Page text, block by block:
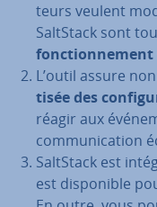
teurs veulent
SaltStack sont
fonc­tion­ne­ment
L’outil assure
ti­sée des
réagir aux
com­mu­ni­ca­tion
SaltStack est
est dis­po­nible